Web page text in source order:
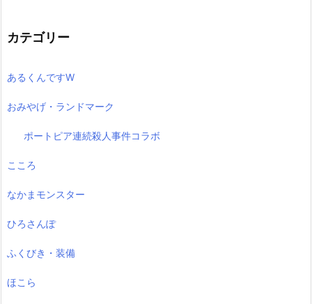
カテゴリー
あるくんですW
おみやげ・ランドマーク
ポートピア連続殺人事件コラボ
こころ
なかまモンスター
ひろさんぽ
ふくびき・装備
ほこら